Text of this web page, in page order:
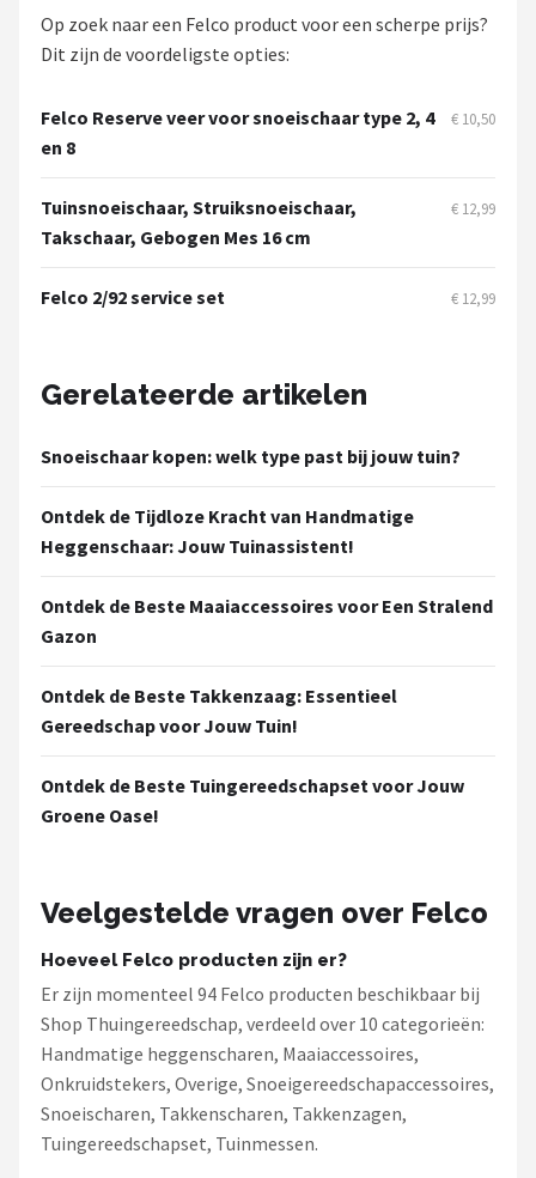
Op zoek naar een Felco product voor een scherpe prijs?
Dit zijn de voordeligste opties:
Felco Reserve veer voor snoeischaar type 2, 4
en 8
€ 10,50
Tuinsnoeischaar, Struiksnoeischaar,
Takschaar, Gebogen Mes 16 cm
€ 12,99
Felco 2/92 service set € 12,99
Gerelateerde artikelen
Snoeischaar kopen: welk type past bij jouw tuin?
Ontdek de Tijdloze Kracht van Handmatige
Heggenschaar: Jouw Tuinassistent!
Ontdek de Beste Maaiaccessoires voor Een Stralend
Gazon
Ontdek de Beste Takkenzaag: Essentieel
Gereedschap voor Jouw Tuin!
Ontdek de Beste Tuingereedschapset voor Jouw
Groene Oase!
Veelgestelde vragen over Felco
Hoeveel Felco producten zijn er?
Er zijn momenteel 94 Felco producten beschikbaar bij
Shop Thuingereedschap, verdeeld over 10 categorieën:
Handmatige heggenscharen, Maaiaccessoires,
Onkruidstekers, Overige, Snoeigereedschapaccessoires,
Snoeischaren, Takkenscharen, Takkenzagen,
Tuingereedschapset, Tuinmessen.